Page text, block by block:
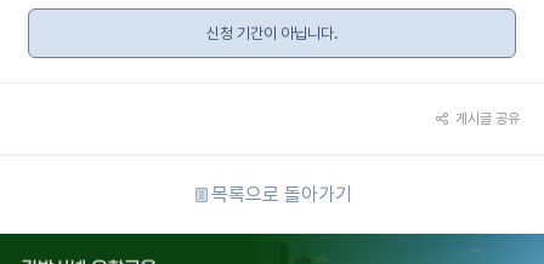
신청 기간이 아닙니다.
게시글 공유
목록으로 돌아가기